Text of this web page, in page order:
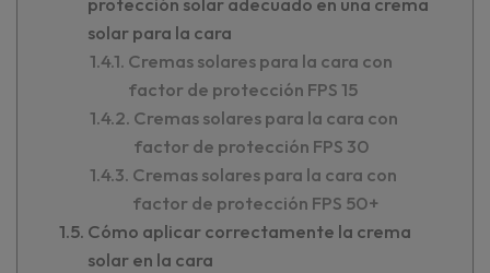
solar para la cara
Cremas solares para la cara con
factor de protección FPS 15
Cremas solares para la cara con
factor de protección FPS 30
Cremas solares para la cara con
factor de protección FPS 50+
Cómo aplicar correctamente la crema
solar en la cara